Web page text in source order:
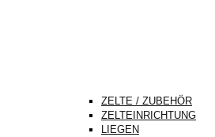
ZELTE / ZUBEHÖR
ZELTEINRICHTUNG
LIEGEN